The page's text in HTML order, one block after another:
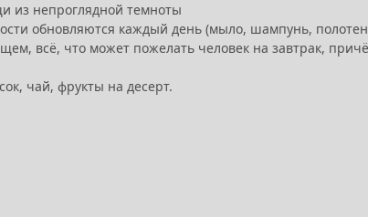
из непроглядной темноты
обновляются каждый день (мыло, шампунь,
всё, что может пожелать человек на завтрак,
чай, фрукты на десерт.